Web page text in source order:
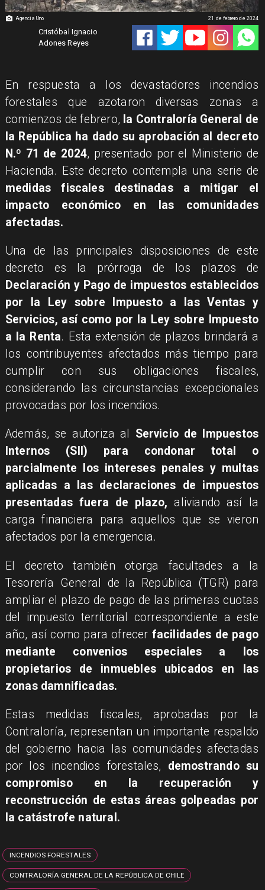
Agencia Uno
Cristóbal Ignacio
Adones Reyes
21 de febrero de 2024
​En respuesta a los devastadores incendios
forestales que azotaron diversas zonas a
comienzos de febrero, la Contraloría General de
la República ha dado su aprobación al decreto
N.º 71 de 2024, presentado por el Ministerio de
Hacienda. Este decreto contempla una serie de
medidas fiscales destinadas a mitigar el
impacto económico en las comunidades
afectadas.
Una de las principales disposiciones de este
decreto es la prórroga de los plazos de
Declaración y Pago de impuestos establecidos
por la Ley sobre Impuesto a las Ventas y
Servicios, así como por la Ley sobre Impuesto
a la Renta. Esta extensión de plazos brindará a
los contribuyentes afectados más tiempo para
cumplir con sus obligaciones fiscales,
considerando las circunstancias excepcionales
provocadas por los incendios.
Además, se autoriza al Servicio de Impuestos
Internos (SII) para condonar total o
parcialmente los intereses penales y multas
aplicadas a las declaraciones de impuestos
presentadas fuera de plazo, aliviando así la
carga financiera para aquellos que se vieron
afectados por la emergencia.
El decreto también otorga facultades a la
Tesorería General de la República (TGR) para
ampliar el plazo de pago de las primeras cuotas
del impuesto territorial correspondiente a este
año, así como para ofrecer facilidades de pago
mediante convenios especiales a los
propietarios de inmuebles ubicados en las
zonas damnificadas.
Estas medidas fiscales, aprobadas por la
Contraloría, representan un importante respaldo
del gobierno hacia las comunidades afectadas
por los incendios forestales, demostrando su
compromiso en la recuperación y
reconstrucción de estas áreas golpeadas por
la catástrofe natural.
INCENDIOS FORESTALES
CONTRALORÍA GENERAL DE LA REPÚBLICA DE CHILE